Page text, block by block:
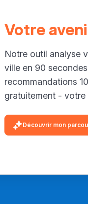
Votre
Notre outil analyse
ville en 90
recommandations
gratuitement - votre
Découvrir mon